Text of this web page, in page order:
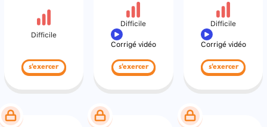
Difficile
s'exercer
Difficile
Corrigé vidéo
s'exercer
Difficile
Corrigé vidéo
s'exercer